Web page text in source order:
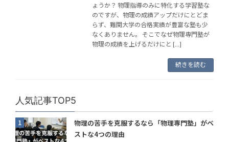
ょうか？ 物理指導のみに特化する学習塾な
のですが、物理の成績アップだけにとどま
らず、難関大学の合格実績が豊富な塾も少
なくありません。 そこでなぜ物理専門塾が
物理の成績を上げるだけにと […]
続きを読む
人気記事TOP5
1
物理の苦手を克服するなら「物理専門塾」がベ
ストな4つの理由